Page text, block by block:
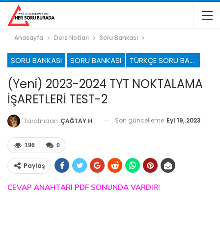
Anasayfa Ders Notları Soru Bankası
SORU BANKASI SORU BANKASI TÜRKÇE SORU BANKASI
(Yeni) 2023-2024 TYT NOKTALAMA
İŞARETLERİ TEST-2
Tarafından ÇAĞTAY HOCA Son güncelleme Eyl 19, 2023
0
196
Paylaş
CEVAP ANAHTARI PDF SONUNDA VARDIR!